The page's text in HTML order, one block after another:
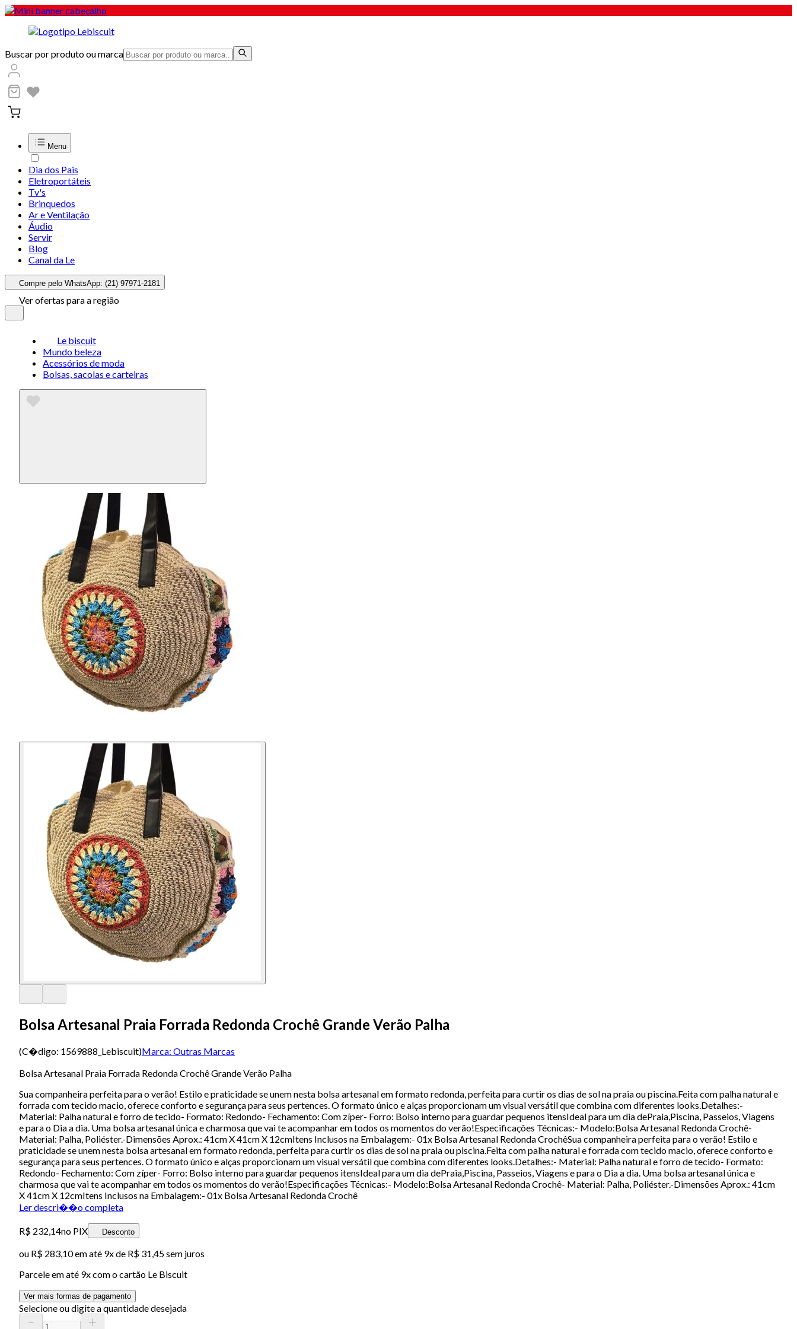
Buscar por produto ou marca
Menu
Dia dos Pais
Eletroportáteis
Tv's
Brinquedos
Ar e Ventilação
Áudio
Servir
Blog
Canal da Le
Compre pelo WhatsApp: (21) 97971-2181
Ver ofertas para a região
Le biscuit
Mundo beleza
Acessórios de moda
Bolsas, sacolas e carteiras
Bolsa Artesanal Praia Forrada Redonda Crochê Grande Verão Palha
(C�digo: 1569888_Lebiscuit)Marca: Outras Marcas
Bolsa Artesanal Praia Forrada Redonda Crochê Grande Verão Palha
Sua companheira perfeita para o verão! Estilo e praticidade se unem nesta bolsa artesanal em formato redonda, perfeita para curtir os dias de sol na praia ou piscina.Feita com palha natural e
forrada com tecido macio, oferece conforto e segurança para seus pertences. O formato único e alças proporcionam um visual versátil que combina com diferentes looks.Detalhes:-
Material: Palha natural e forro de tecido- Formato: Redondo- Fechamento: Com zíper- Forro: Bolso interno para guardar pequenos itensIdeal para um dia dePraia,Piscina, Passeios, Viagens
e para o Dia a dia. Uma bolsa artesanal única e charmosa que vai te acompanhar em todos os momentos do verão!Especificações Técnicas:- Modelo:Bolsa Artesanal Redonda Crochê-
Material: Palha, Poliéster.-Dimensões Aprox.: 41cm X 41cm X 12cmItens Inclusos na Embalagem:- 01x Bolsa Artesanal Redonda CrochêSua companheira perfeita para o verão! Estilo e
praticidade se unem nesta bolsa artesanal em formato redonda, perfeita para curtir os dias de sol na praia ou piscina.Feita com palha natural e forrada com tecido macio, oferece conforto e
segurança para seus pertences. O formato único e alças proporcionam um visual versátil que combina com diferentes looks.Detalhes:- Material: Palha natural e forro de tecido- Formato:
Redondo- Fechamento: Com zíper- Forro: Bolso interno para guardar pequenos itensIdeal para um dia dePraia,Piscina, Passeios, Viagens e para o Dia a dia. Uma bolsa artesanal única e
charmosa que vai te acompanhar em todos os momentos do verão!Especificações Técnicas:- Modelo:Bolsa Artesanal Redonda Crochê- Material: Palha, Poliéster.-Dimensões Aprox.: 41cm
X 41cm X 12cmItens Inclusos na Embalagem:- 01x Bolsa Artesanal Redonda Crochê
Ler descri��o completa
R$ 232,14no PIX Desconto
ou R$ 283,10em até 9x de R$ 31,45 sem juros
Parcele em até 9x com o cartão Le Biscuit
Ver mais formas de pagamento
Selecione ou digite a quantidade desejada